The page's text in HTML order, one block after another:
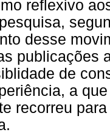
reflexivo
desse
publicações
de
a
recorreu